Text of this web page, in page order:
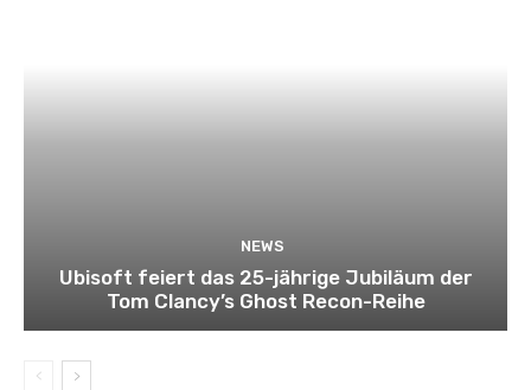
NEWS
Ubisoft feiert das 25-jährige Jubiläum der
Tom Clancy’s Ghost Recon-Reihe